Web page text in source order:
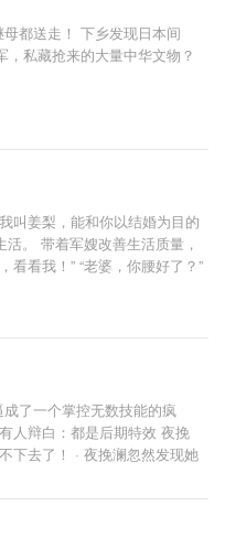
都送走！ 下乡发现日本间
私藏抢来的大量中华文物？
叫姜梨，能和你以结婚为目的
。 带着军嫂改善生活质量，
看我！” “老婆，你腰好了？”
了一个掌控无数技能的疯
人辩白：都是后期特效 夜挽
去了！ · 夜挽澜忽然发现她
出手：我带你们回家 · 我神